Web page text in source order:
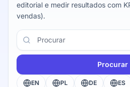
Promoção gratuita
editorial e medir resultados com
vendas).
Procurar
Procurar
EN PL DE ES